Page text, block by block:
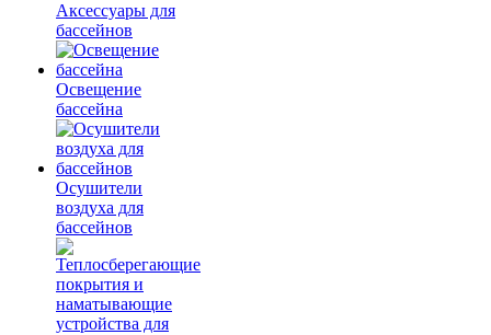
Аксессуары для
бассейнов
Освещение
бассейна
Осушители
воздуха для
бассейнов